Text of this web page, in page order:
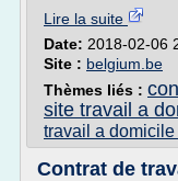
Lire la suite
Date: 2018-02-06
Site : belgium.be
Thèmes liés :
site travail a
travail a
Contrat de